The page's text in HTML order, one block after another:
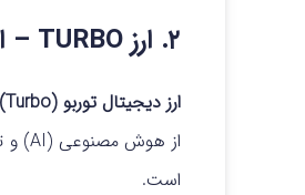
۲. ارز TURBO – ا
ارز دیجیتال توربو (Turbo)
از هوش مصنوعی (AI) و تنها با بودجه ۶۹ دلاری ساخته شده است.
است.